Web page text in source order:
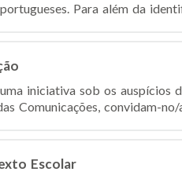
Para além da
iniciativa sob os auspícios
Comunicações, convidam-
Escolar